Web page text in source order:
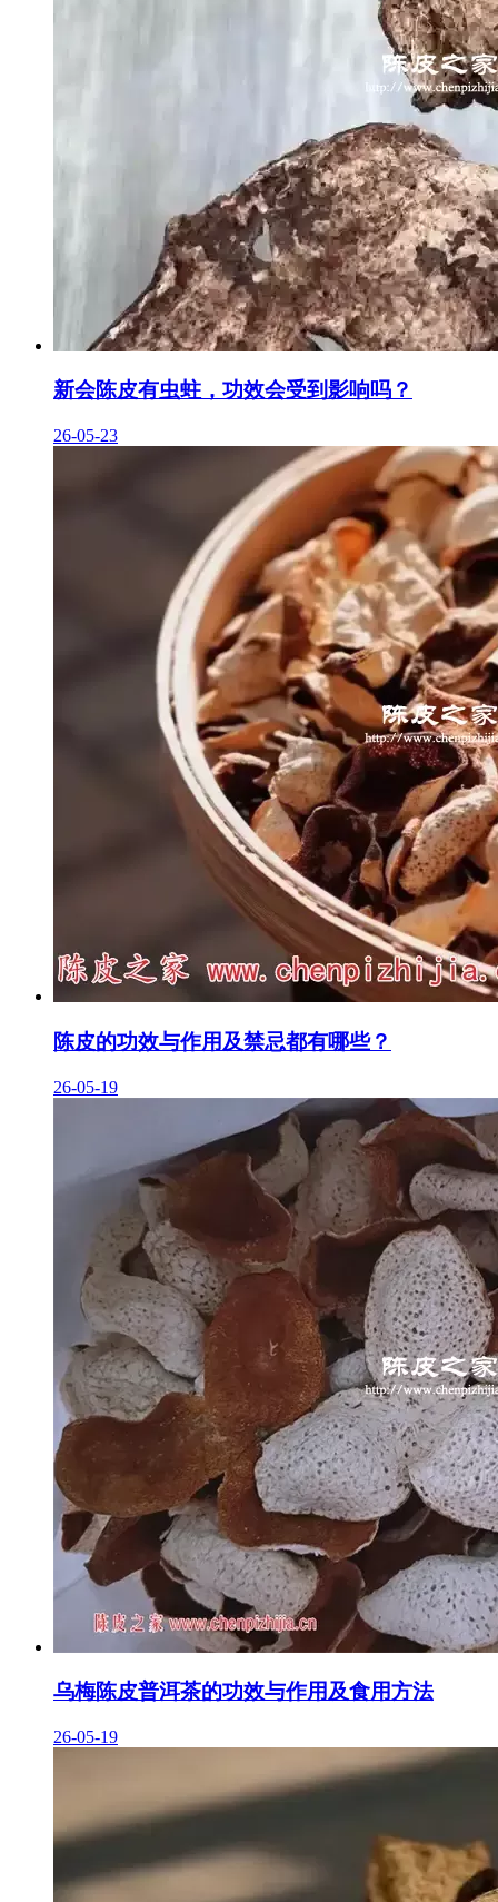
新会陈皮有虫蛀，功效会受到影响吗？
26-05-23
陈皮的功效与作用及禁忌都有哪些？
26-05-19
乌梅陈皮普洱茶的功效与作用及食用方法
26-05-19